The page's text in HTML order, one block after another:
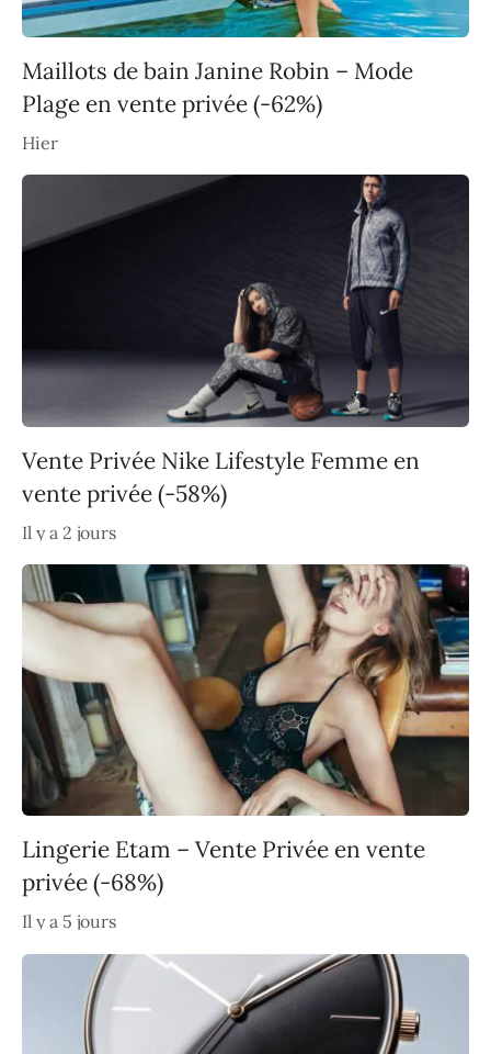
Maillots de bain Janine Robin – Mode
Plage en vente privée (-62%)
Hier
Vente Privée Nike Lifestyle Femme en
vente privée (-58%)
Il y a 2 jours
Lingerie Etam – Vente Privée en vente
privée (-68%)
Il y a 5 jours